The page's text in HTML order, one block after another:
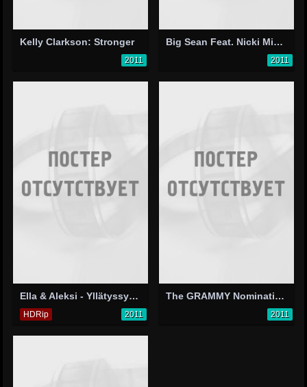
Kelly Clarkson: Stronger
2011
Big Sean Feat. Nicki Minaj: Dance (A$$) Remix
2011
Ella & Aleksi - Yllätyssynttärit
HDRip 2011
The GRAMMY Nominations Concert Live! - Countdown to Music's Biggest Night
2011